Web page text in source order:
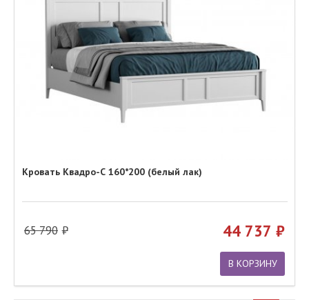
Кровать Квадро-С 160*200 (белый лак)
65 790 44 737
В КОРЗИНУ